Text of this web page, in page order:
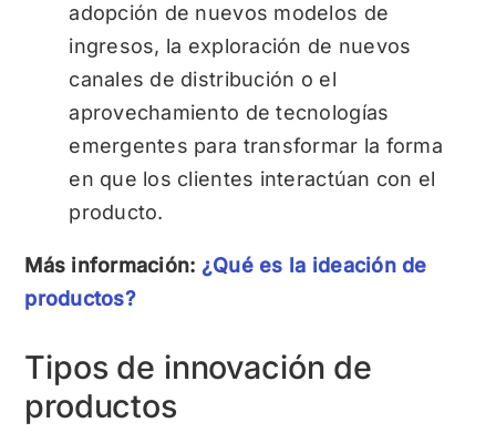
adopción de nuevos modelos de
ingresos, la exploración de nuevos
canales de distribución o el
aprovechamiento de tecnologías
emergentes para transformar la forma
en que los clientes interactúan con el
producto.
Más información: ¿Qué es la ideación de
productos?
Tipos de innovación de
productos